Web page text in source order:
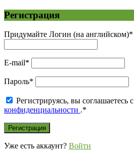
Регистрация
Придумайте Логин (на английском)*
E-mail*
Пароль*
Регистрируясь, вы соглашаетесь с
конфиденциальности .*
Уже есть аккаунт? Войти